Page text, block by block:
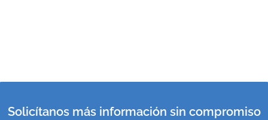
Solicítanos más información sin compromiso